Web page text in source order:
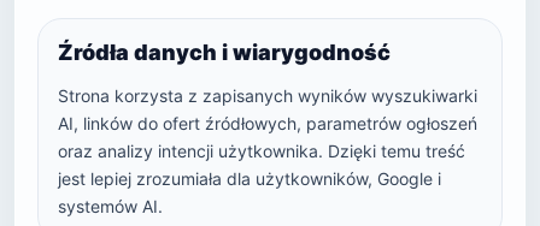
Źródła danych i wiarygodność
Strona korzysta z zapisanych wyników wyszukiwarki
AI, linków do ofert źródłowych, parametrów ogłoszeń
oraz analizy intencji użytkownika. Dzięki temu treść
jest lepiej zrozumiała dla użytkowników, Google i
systemów AI.